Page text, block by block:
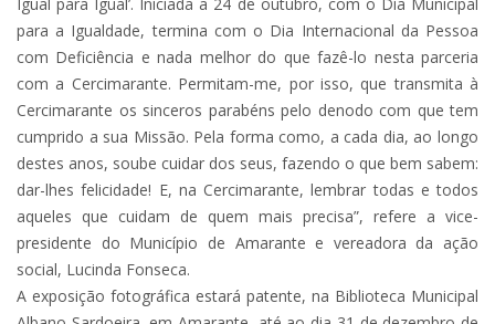
para a Igualdade, termina com o Dia Internacional da Pessoa
com Deficiência e nada melhor do que fazê-lo nesta parceria
com a Cercimarante. Permitam-me, por isso, que transmita à
Cercimarante os sinceros parabéns pelo denodo com que tem
cumprido a sua Missão. Pela forma como, a cada dia, ao longo
destes anos, soube cuidar dos seus, fazendo o que bem sabem:
dar-lhes felicidade! E, na Cercimarante, lembrar todas e todos
aqueles que cuidam de quem mais precisa”, refere a vice-
presidente do Município de Amarante e vereadora da ação
social, Lucinda Fonseca.
A exposição fotográfica estará patente, na Biblioteca Municipal